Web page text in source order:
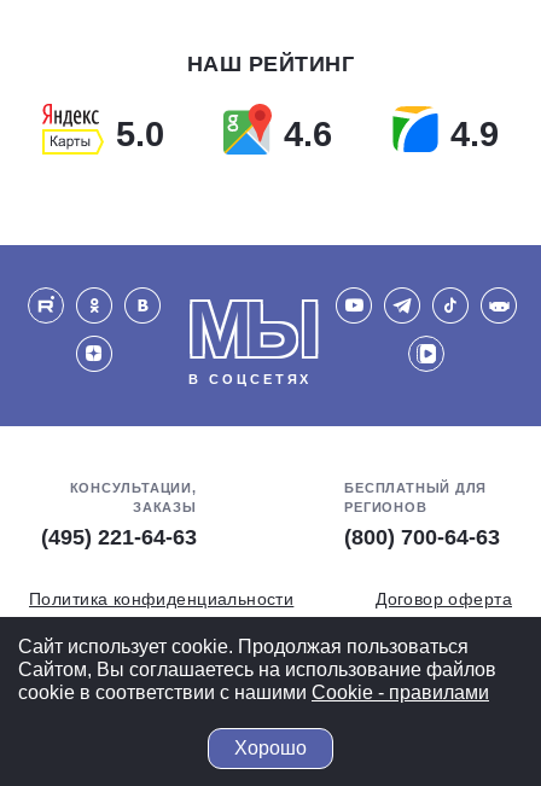
НАШ РЕЙТИНГ
5.0 4.6 4.9
МЫ
В СОЦСЕТЯХ
КОНСУЛЬТАЦИИ,
ЗАКАЗЫ
(495) 221-64-63
БЕСПЛАТНЫЙ ДЛЯ
РЕГИОНОВ
(800) 700-64-63
Политика конфиденциальности
Договор оферта
Обработка персональных данных
СОУТ
Полная версия
© 2004-2026 ВелоСклад.ру - более 20 лет радуем Вас!
Сайт использует cookie. Продолжая пользоваться
Сайтом, Вы соглашаетесь на использование файлов
cookie в соответствии с нашими Cookiе - правилами
Хорошо